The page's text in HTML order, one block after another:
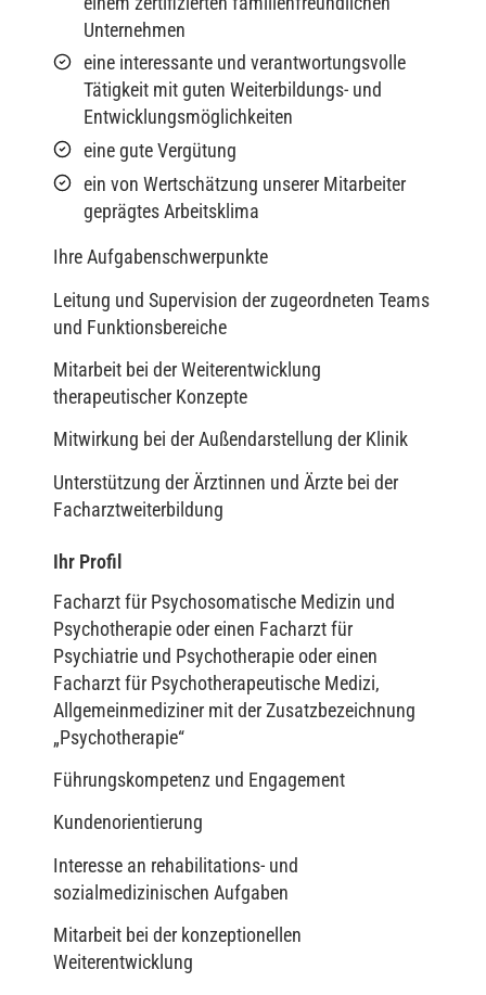
Unternehmen
eine interessante und verantwortungsvolle
Tätigkeit mit guten Weiterbildungs- und
Entwicklungsmöglichkeiten
eine gute Vergütung
ein von Wertschätzung unserer Mitarbeiter
geprägtes Arbeitsklima
Ihre Aufgabenschwerpunkte
Leitung und Supervision der zugeordneten Teams
und Funktionsbereiche
Mitarbeit bei der Weiterentwicklung
therapeutischer Konzepte
Mitwirkung bei der Außendarstellung der Klinik
Unterstützung der Ärztinnen und Ärzte bei der
Facharztweiterbildung
Ihr Profil
Facharzt für Psychosomatische Medizin und
Psychotherapie oder einen Facharzt für
Psychiatrie und Psychotherapie oder einen
Facharzt für Psychotherapeutische Medizi,
Allgemeinmediziner mit der Zusatzbezeichnung
„Psychotherapie“
Führungskompetenz und Engagement
Kundenorientierung
Interesse an rehabilitations- und
sozialmedizinischen Aufgaben
Mitarbeit bei der konzeptionellen
Weiterentwicklung